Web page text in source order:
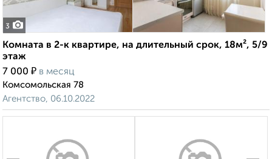
3
Комната в 2-к квартире, на длительный срок, 18м², 5/9
этаж
7 000 ₽ в месяц
Комсомольская 78
Агентство, 06.10.2022